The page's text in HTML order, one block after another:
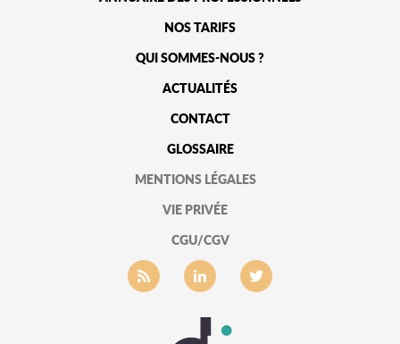
NOS TARIFS
QUI SOMMES-NOUS ?
ACTUALITÉS
CONTACT
GLOSSAIRE
MENTIONS LÉGALES
VIE PRIVÉE
CGU/CGV